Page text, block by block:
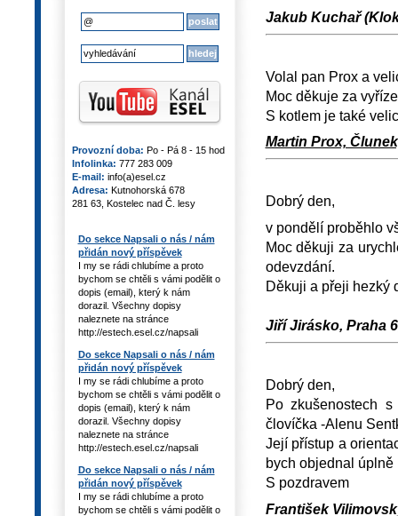
Provozní doba: Po - Pá 8 - 15 hod
Infolinka: 777 283 009
E-mail: info(a)esel.cz
Adresa: Kutnohorská 678
281 63, Kostelec nad Č. lesy
Do sekce Napsali o nás / nám
přidán nový příspěvek
I my se rádi chlubíme a proto
bychom se chtěli s vámi podělit o
dopis (email), který k nám
dorazil. Všechny dopisy
naleznete na stránce
http://estech.esel.cz/napsali
Do sekce Napsali o nás / nám
přidán nový příspěvek
I my se rádi chlubíme a proto
bychom se chtěli s vámi podělit o
dopis (email), který k nám
dorazil. Všechny dopisy
naleznete na stránce
http://estech.esel.cz/napsali
Do sekce Napsali o nás / nám
přidán nový příspěvek
I my se rádi chlubíme a proto
bychom se chtěli s vámi podělit o
Jakub Kuchař
Volal pan Prox a
Moc děkuje za
S kotlem je také
Martin Prox,
Dobrý den,
v pondělí proběhlo
Moc děkuji za
odevzdání.
Děkuji a přeji hezký
Jiří Jirásko, Praha
Dobrý den,
Po zkušenostech
človíčka -Alenu
Její přístup a
bych objednal úplně
S pozdravem
František